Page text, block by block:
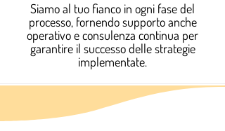
Siamo al tuo fianco in ogni fase del
processo, fornendo supporto anche
operativo e consulenza continua per
garantire il successo delle strategie
implementate.